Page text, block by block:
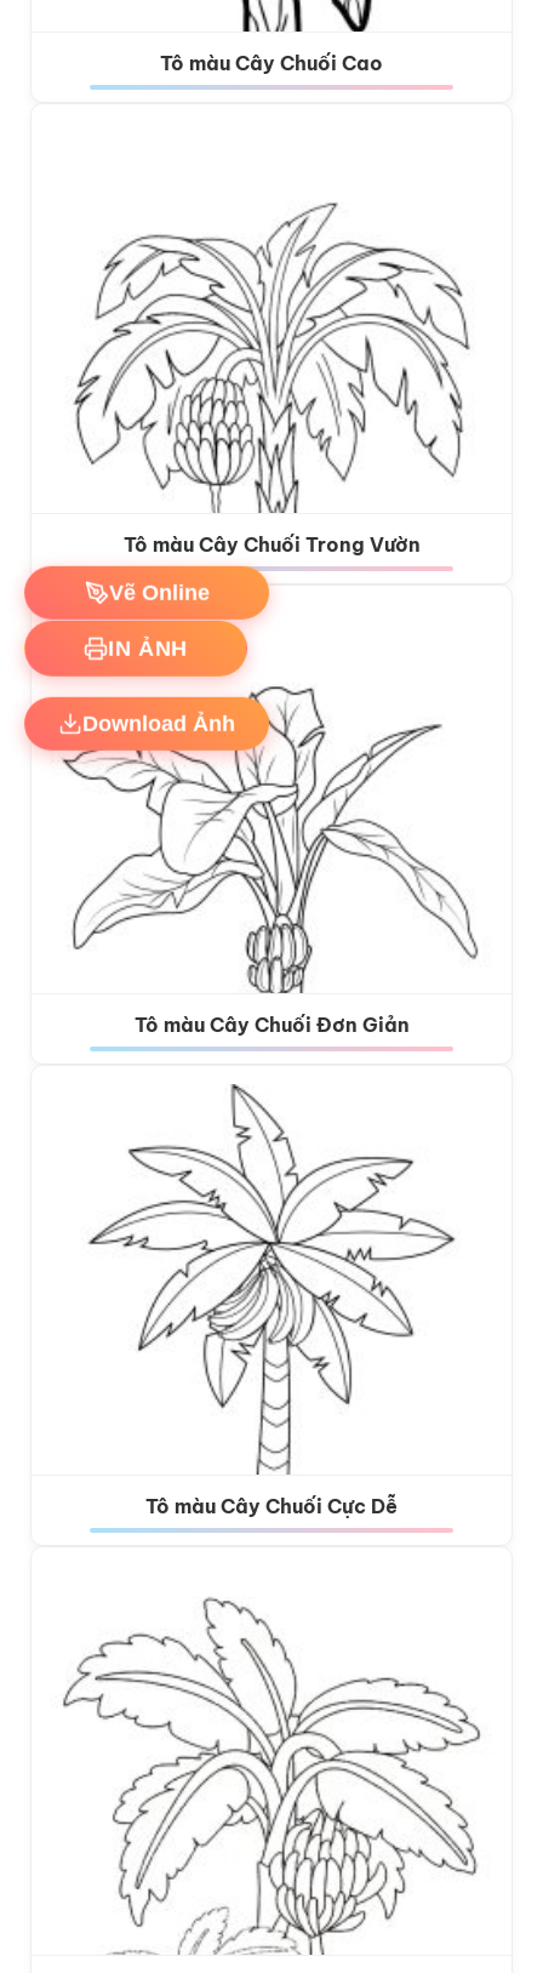
Tô màu Cây Chuối Cao
Tô màu Cây Chuối Trong Vườn
Tô màu Cây Chuối Đơn Giản
Tô màu Cây Chuối Cực Dễ
Vẽ Online
IN ẢNH
Download Ảnh